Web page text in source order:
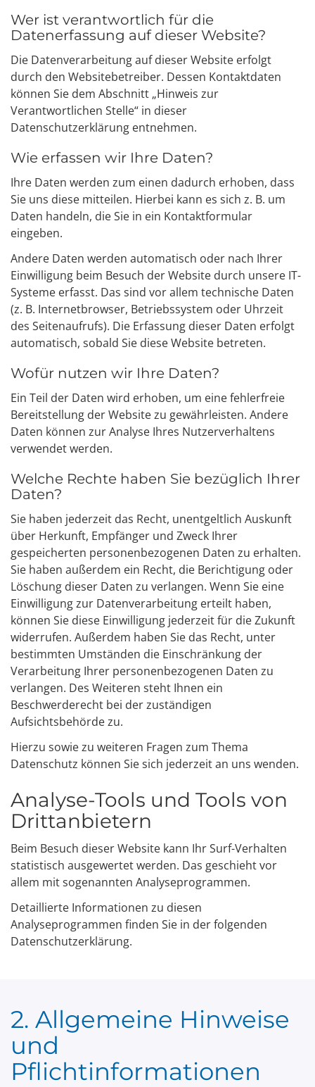
Wer ist verantwortlich für die
Datenerfassung auf dieser Website?
Die Datenverarbeitung auf dieser Website erfolgt
durch den Websitebetreiber. Dessen Kontaktdaten
können Sie dem Abschnitt „Hinweis zur
Verantwortlichen Stelle“ in dieser
Datenschutzerklärung entnehmen.
Wie erfassen wir Ihre Daten?
Ihre Daten werden zum einen dadurch erhoben, dass
Sie uns diese mitteilen. Hierbei kann es sich z. B. um
Daten handeln, die Sie in ein Kontaktformular
eingeben.
Andere Daten werden automatisch oder nach Ihrer
Einwilligung beim Besuch der Website durch unsere IT-
Systeme erfasst. Das sind vor allem technische Daten
(z. B. Internetbrowser, Betriebssystem oder Uhrzeit
des Seitenaufrufs). Die Erfassung dieser Daten erfolgt
automatisch, sobald Sie diese Website betreten.
Wofür nutzen wir Ihre Daten?
Ein Teil der Daten wird erhoben, um eine fehlerfreie
Bereitstellung der Website zu gewährleisten. Andere
Daten können zur Analyse Ihres Nutzerverhaltens
verwendet werden.
Welche Rechte haben Sie bezüglich Ihrer
Daten?
Sie haben jederzeit das Recht, unentgeltlich Auskunft
über Herkunft, Empfänger und Zweck Ihrer
gespeicherten personenbezogenen Daten zu erhalten.
Sie haben außerdem ein Recht, die Berichtigung oder
Löschung dieser Daten zu verlangen. Wenn Sie eine
Einwilligung zur Datenverarbeitung erteilt haben,
können Sie diese Einwilligung jederzeit für die Zukunft
widerrufen. Außerdem haben Sie das Recht, unter
bestimmten Umständen die Einschränkung der
Verarbeitung Ihrer personenbezogenen Daten zu
verlangen. Des Weiteren steht Ihnen ein
Beschwerderecht bei der zuständigen
Aufsichtsbehörde zu.
Hierzu sowie zu weiteren Fragen zum Thema
Datenschutz können Sie sich jederzeit an uns wenden.
Analyse-Tools und Tools von
Dritt­anbietern
Beim Besuch dieser Website kann Ihr Surf-Verhalten
statistisch ausgewertet werden. Das geschieht vor
allem mit sogenannten Analyseprogrammen.
Detaillierte Informationen zu diesen
Analyseprogrammen finden Sie in der folgenden
Datenschutzerklärung.
2. Allgemeine Hinweise
und
Pflichtinformationen